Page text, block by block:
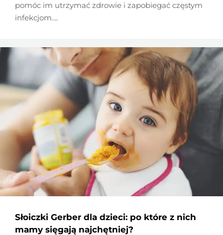
pomóc im utrzymać zdrowie i zapobiegać częstym
infekcjom....
Słoiczki Gerber dla dzieci: po które z nich
mamy sięgają najchętniej?